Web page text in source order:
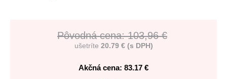
Pôvodná cena: 103,96 €
ušetríte 20.79 € (s DPH)
Akčná cena: 83.17 €